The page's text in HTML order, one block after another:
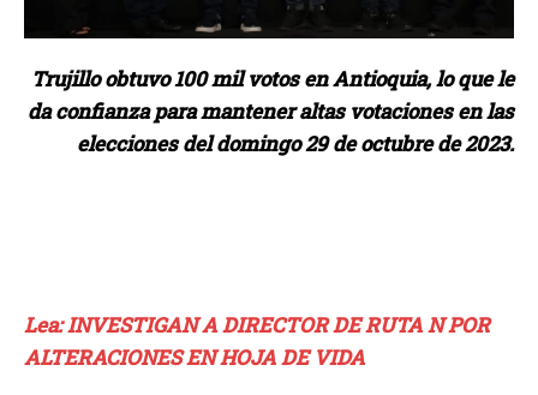
Trujillo obtuvo 100 mil votos en Antioquia, lo que le
da confianza para mantener altas votaciones en las
elecciones del domingo 29 de octubre de 2023.
Lea: INVESTIGAN A DIRECTOR DE RUTA N POR
ALTERACIONES EN HOJA DE VIDA